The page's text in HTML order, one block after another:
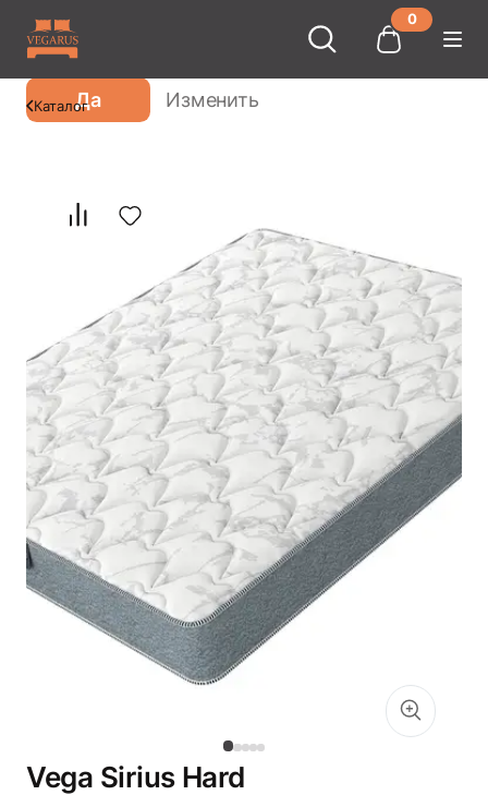
0
Ваш город
Да Изменить
Каталог
Vega Sirius Hard